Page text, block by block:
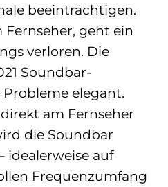
beeinträchtigen.
geht ein
verloren. Die
Soundbar-
elegant.
am Fernseher
die Soundbar
idealerweise auf
Frequenzumfang